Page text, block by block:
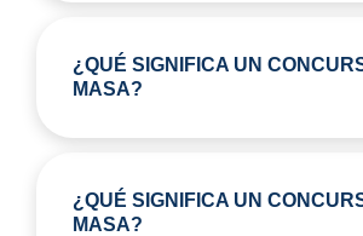
¿QUÉ SIGNIFICA UN
MASA?
¿QUÉ SIGNIFICA UN
MASA?